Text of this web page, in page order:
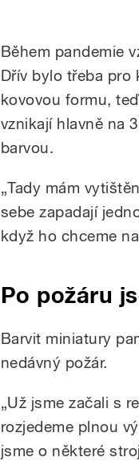
Během pandemie
Dřív bylo třeba pro
kovovou formu,
vznikají hlavně na
barvou.
„Tady mám
sebe zapadají
když ho chceme
Po požáru
Barvit miniatury
nedávný požár.
„Už jsme začali s
rozjedeme plnou
jsme o některé